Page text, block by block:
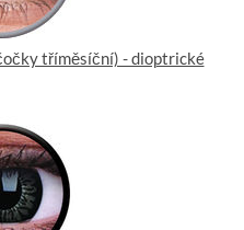
tříměsíční) - dioptrické